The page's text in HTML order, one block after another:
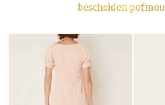
bescheiden